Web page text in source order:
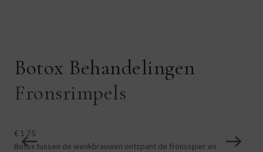
Botox Behandelingen
Fronsrimpels
€175
Botox tussen de wenkbrauwen ontspant de fronsspier en